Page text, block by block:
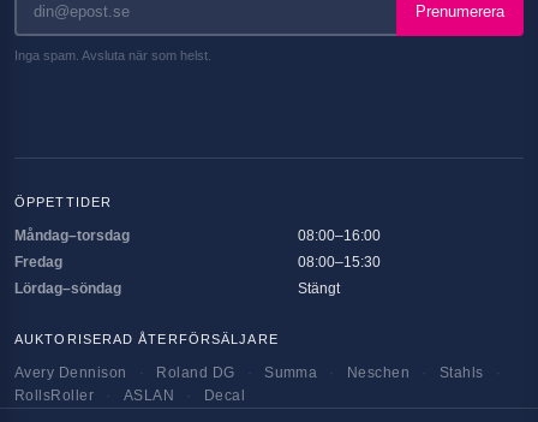
Prenumerera
Inga spam. Avsluta när som helst.
ÖPPETTIDER
Måndag–torsdag
08:00–16:00
Fredag
08:00–15:30
Lördag–söndag
Stängt
AUKTORISERAD ÅTERFÖRSÄLJARE
Avery Dennison Roland DG Summa Neschen Stahls
RollsRoller
ASLAN Decal